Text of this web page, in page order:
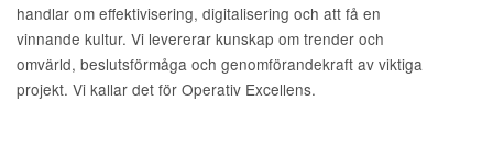
handlar om effektivisering, digitalisering och att få en
vinnande kultur. Vi levererar kunskap om trender och
omvärld, beslutsförmåga och genomförandekraft av viktiga
projekt. Vi kallar det för Operativ Excellens.